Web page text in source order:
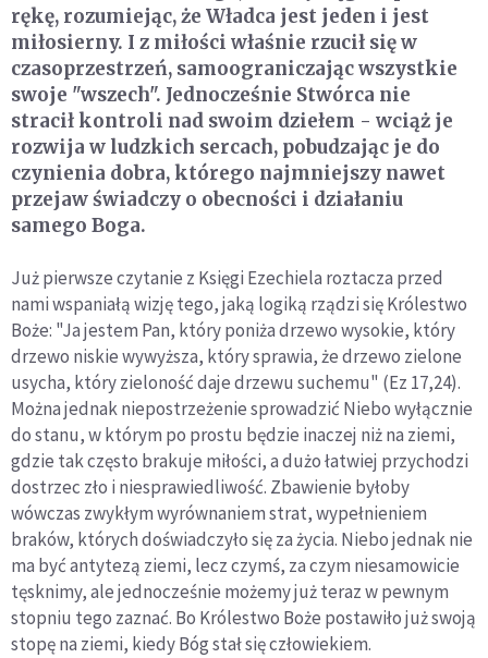
rękę, rozumiejąc, że Władca jest jeden i jest
miłosierny. I z miłości właśnie rzucił się w
czasoprzestrzeń, samoograniczając wszystkie
swoje "wszech". Jednocześnie Stwórca nie
stracił kontroli nad swoim dziełem - wciąż je
rozwija w ludzkich sercach, pobudzając je do
czynienia dobra, którego najmniejszy nawet
przejaw świadczy o obecności i działaniu
samego Boga.
Już pierwsze czytanie z Księgi Ezechiela roztacza przed
nami wspaniałą wizję tego, jaką logiką rządzi się Królestwo
Boże: "Ja jestem Pan, który poniża drzewo wysokie, który
drzewo niskie wywyższa, który sprawia, że drzewo zielone
usycha, który zieloność daje drzewu suchemu" (Ez 17,24).
Można jednak niepostrzeżenie sprowadzić Niebo wyłącznie
do stanu, w którym po prostu będzie inaczej niż na ziemi,
gdzie tak często brakuje miłości, a dużo łatwiej przychodzi
dostrzec zło i niesprawiedliwość. Zbawienie byłoby
wówczas zwykłym wyrównaniem strat, wypełnieniem
braków, których doświadczyło się za życia. Niebo jednak nie
ma być antytezą ziemi, lecz czymś, za czym niesamowicie
tęsknimy, ale jednocześnie możemy już teraz w pewnym
stopniu tego zaznać. Bo Królestwo Boże postawiło już swoją
stopę na ziemi, kiedy Bóg stał się człowiekiem.